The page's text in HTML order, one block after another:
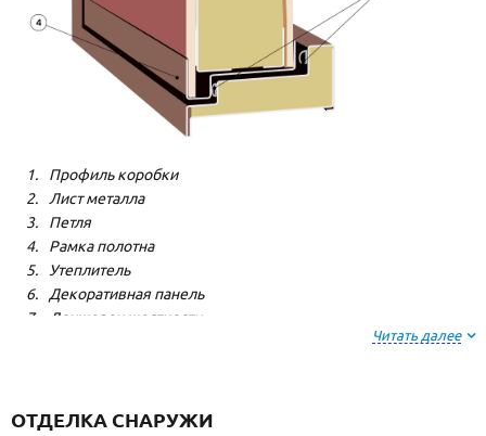
Профиль коробки
Лист металла
Петля
Рамка полотна
Утеплитель
Декоративная панель
Лонжерон жесткости
Читать далее
ОТДЕЛКА СНАРУЖИ